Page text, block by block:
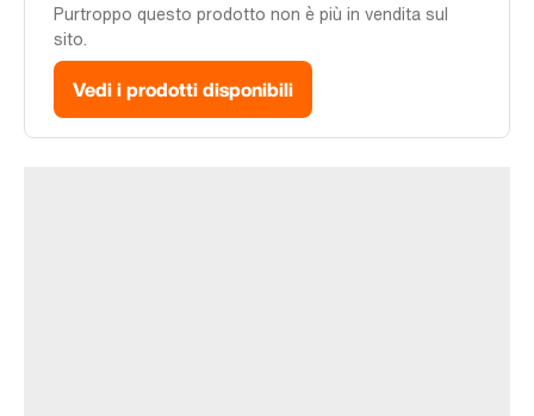
Purtroppo questo prodotto non è più in vendita sul
sito.
Vedi i prodotti disponibili